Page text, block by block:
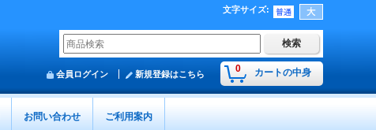
文字サイズ:
0 カートの中身
会員ログイン 新規登録はこちら
お問い合わせ ご利用案内